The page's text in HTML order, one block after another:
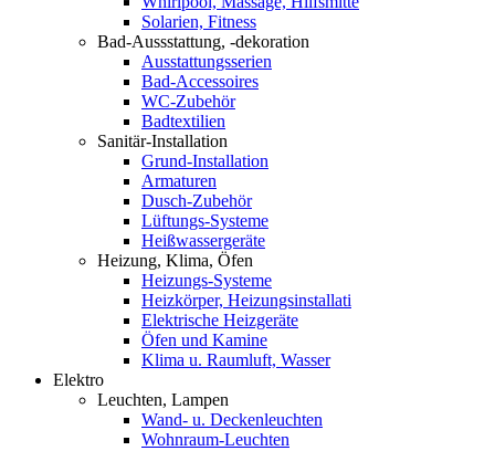
Solarien, Fitness
Bad-Aussstattung, -dekoration
Ausstattungsserien
Bad-Accessoires
WC-Zubehör
Badtextilien
Sanitär-Installation
Grund-Installation
Armaturen
Dusch-Zubehör
Lüftungs-Systeme
Heißwassergeräte
Heizung, Klima, Öfen
Heizungs-Systeme
Heizkörper, Heizungsinstallati
Elektrische Heizgeräte
Öfen und Kamine
Klima u. Raumluft, Wasser
Elektro
Leuchten, Lampen
Wand- u. Deckenleuchten
Wohnraum-Leuchten